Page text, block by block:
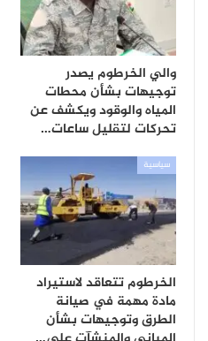
والي الخرطوم يصدر
توجيهات بشأن محطات
المياه والوقود ويكشف عن
تحركات لتقليل ساعات…
سياسية
الخرطوم تتعاقد لاستيراد
مادة مهمة في صيانة
الطرق وتوجيهات بشأن